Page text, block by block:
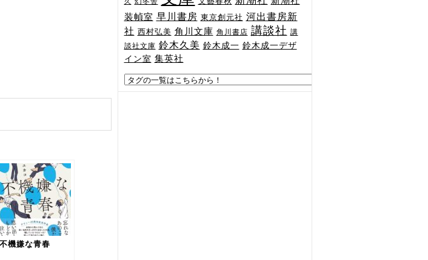
装幀室 早川書房 東京創元社 河出書房新
社 西村弘美 角川文庫 角川書店 講談社 講
談社文庫 鈴木久美 鈴木成一 鈴木成一デザ
イン室 集英社
不機嫌な青春